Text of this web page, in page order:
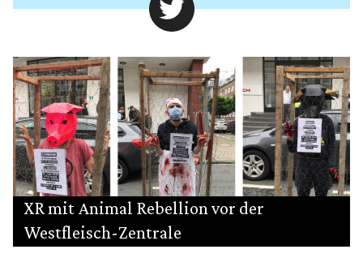
XR mit Animal Rebellion vor der
Westfleisch-Zentrale